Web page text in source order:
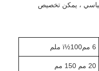
، يمكن تخصيص
6 ممï½ 100 ملم
20 مم 150 مم